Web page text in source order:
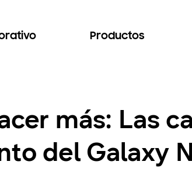
Productos
más: Las
del Galaxy